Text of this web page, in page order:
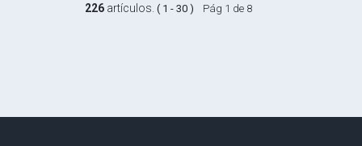
226artículos. ( 1 - 30 ) Pág 1 de 8